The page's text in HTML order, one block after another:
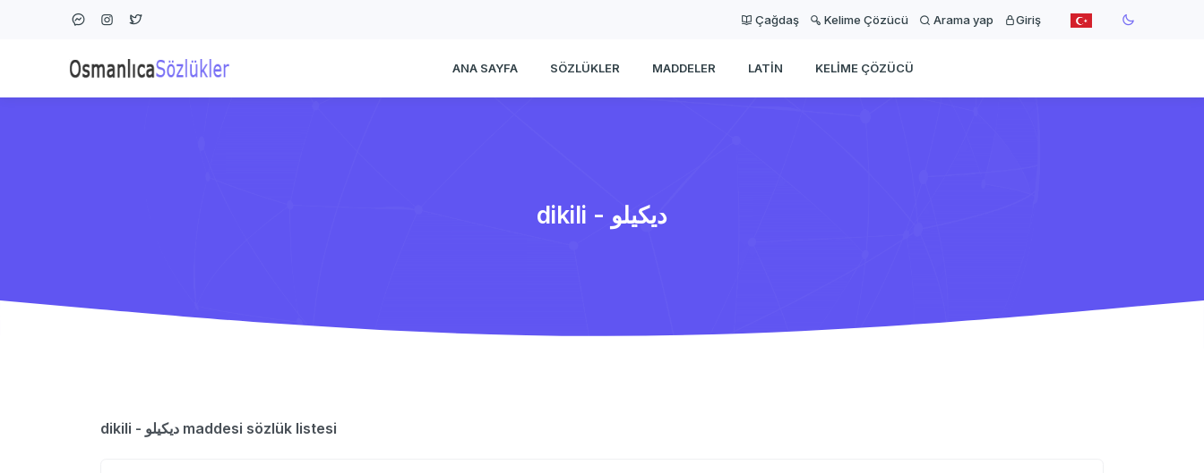
Çağdaş Kelime Çözücü Arama yap Giriş
ANA SAYFA SÖZLÜKLER MADDELER LATIN KELIME ÇÖZÜCÜ
dikili - دیكیلو
dikili - دیكیلو maddesi sözlük listesi